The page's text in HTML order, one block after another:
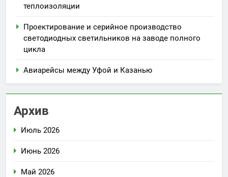
теплоизоляции
Проектирование и серийное производство
светодиодных светильников на заводе полного
цикла
Авиарейсы между Уфой и Казанью
Архив
Июль 2026
Июнь 2026
Май 2026